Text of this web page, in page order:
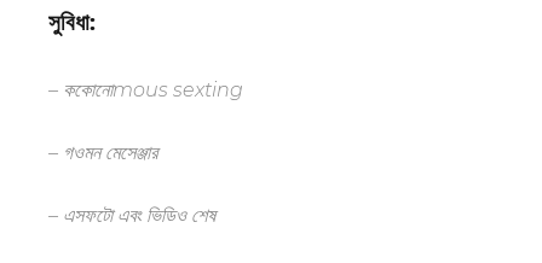
সুবিধা:
– ককোনোmous sexting
– গওমন মেসেঞ্জার
– এসফটো এবং ভিডিও শেষ